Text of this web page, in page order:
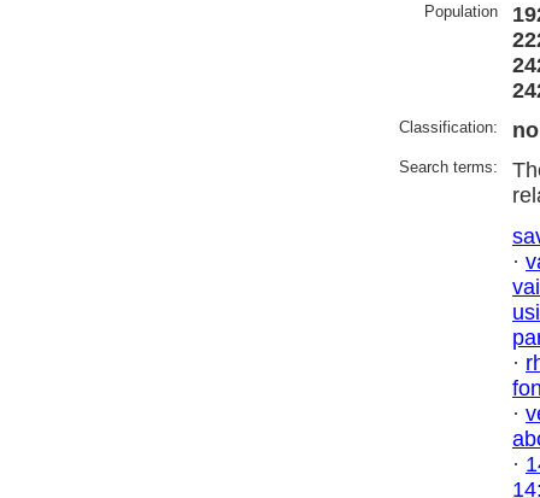
Population
Classification:
Search terms:
·
·
·
·